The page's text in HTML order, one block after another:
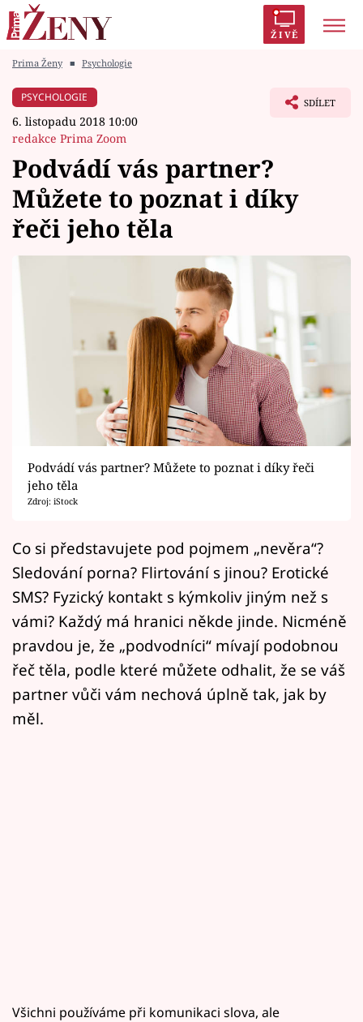
ŽIVĚ
Módní alarm
Témata
Celebrity
Sledujte prima+
Filmový festival Karlovy Vary
Pořady
Přihlášení
Sledujte nás
Prima Ženy ■ Psychologie
PSYCHOLOGIE
6. listopadu 2018 10:00
redakce Prima Zoom
SDÍLET
Podvádí vás partner?
Můžete to poznat i díky
řeči jeho těla
Podvádí vás partner? Můžete to poznat i díky řeči
jeho těla
Zdroj: iStock
Co si představujete pod pojmem „nevěra“?
Sledování porna? Flirtování s jinou? Erotické
SMS? Fyzický kontakt s kýmkoliv jiným než s
vámi? Každý má hranici někde jinde. Nicméně
pravdou je, že „podvodníci“ mívají podobnou
řeč těla, podle které můžete odhalit, že se váš
partner vůči vám nechová úplně tak, jak by
měl.
Všichni používáme při komunikaci slova, ale